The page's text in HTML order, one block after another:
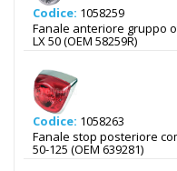
Codice: 1058259
Fanale anteriore gruppo
LX 50 (OEM 58259R)
Codice: 1058263
Fanale stop posteriore
50-125 (OEM 639281)